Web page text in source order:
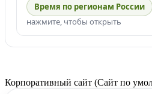
Время по регионам России
нажмите, чтобы открыть
Корпоративный сайт (Сайт по